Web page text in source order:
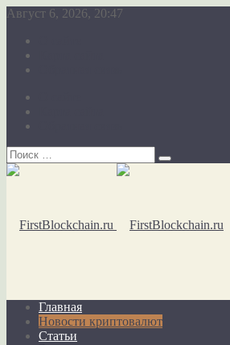
Август 6, 2026, 20:47
Главная
Новости криптовалют
Статьи